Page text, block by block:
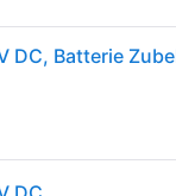
DC, Batterie